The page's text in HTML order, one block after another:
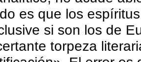
es que los
si son los de
torpeza